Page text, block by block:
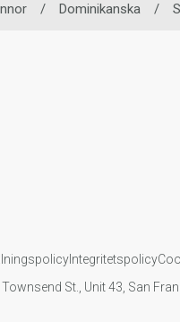
/ Dominikanska /
Integritetspolicy
St., Unit 43, San